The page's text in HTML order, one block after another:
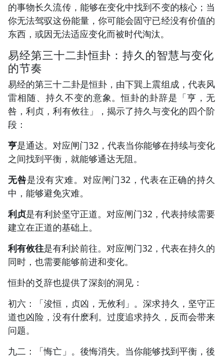
的事物长久流传，能够在变化中找到不变的核心；当
你无法驾驭这份能量，你可能会固守已经没有价值的
东西，或因无法适应变化而被时代淘汰。
易经第三十二卦恒卦：持久的智慧与变化
的节奏
易经的第三十二卦是恒卦，由下巽上震组成，代表风
雷相随、持久不变的意象。恒卦的卦辞是「亨，无
咎，利贞，利有攸往」，揭示了持久与变化的四个阶
段：
亨是通达。对应闸门32，代表当你能够在持续与变化
之间找到平衡，就能够通达无阻。
无咎是没有灾难。对应闸门32，代表在正确的持久
中，能够避免灾难。
利贞是有利於坚守正道。对应闸门32，代表持续需要
建立在正道的基础上。
利有攸往是有利於前往。对应闸门32，代表在持久的
同时，也需要能够前进和变化。
恒卦的爻辞也提供了深刻的洞见：
初六：「浚恒，贞凶，无攸利」。深求持久，坚守正
道也凶险，没有什麽利。过度追求持久，反而会带来
问题。
九二：「悔亡」。後悔消失。当你能够找到平衡，後